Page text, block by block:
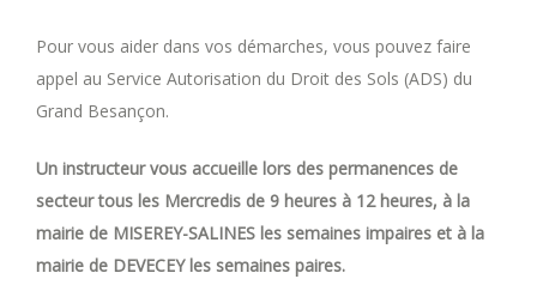
Pour vous aider dans vos démarches, vous pouvez faire
appel au Service Autorisation du Droit des Sols (ADS) du
Grand Besançon.
Un instructeur vous accueille lors des permanences de
secteur tous les Mercredis de 9 heures à 12 heures, à la
mairie de MISEREY-SALINES les semaines impaires et à la
mairie de DEVECEY les semaines paires.